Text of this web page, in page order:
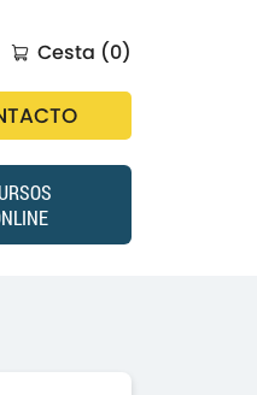
Cesta (0)